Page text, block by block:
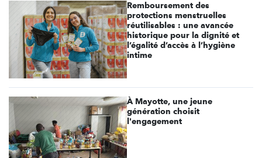
Remboursement des
protections menstruelles
réutilisables : une avancée
historique pour la dignité et
l’égalité d’accès à l’hygiène
intime
À Mayotte, une jeune
génération choisit
l'engagement